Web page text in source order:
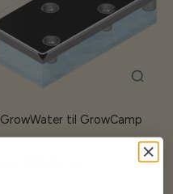
GrowWater til GrowCamp